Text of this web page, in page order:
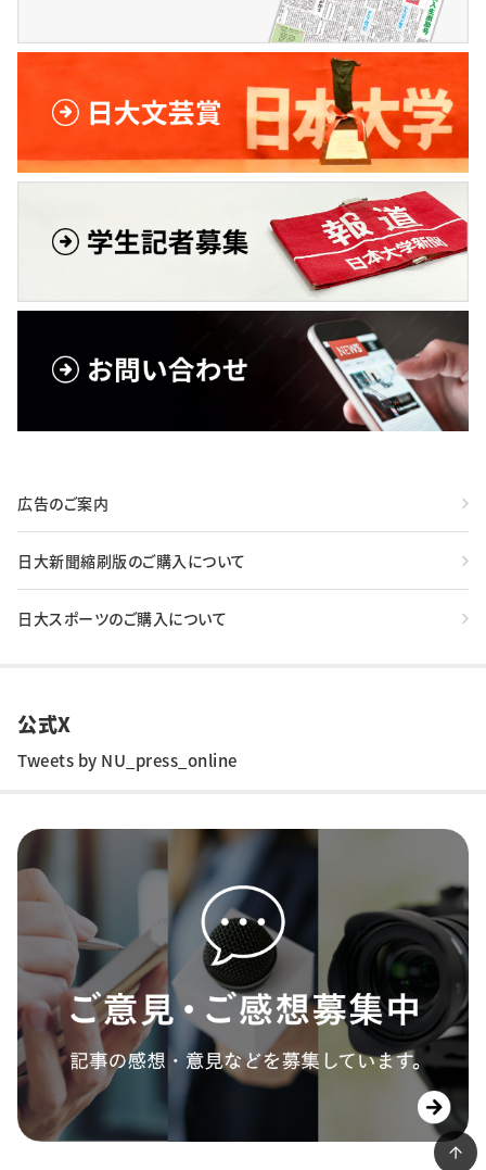
広告のご案内
日大新聞縮刷版のご購入について
日大スポーツのご購入について
公式X
Tweets by NU_press_online